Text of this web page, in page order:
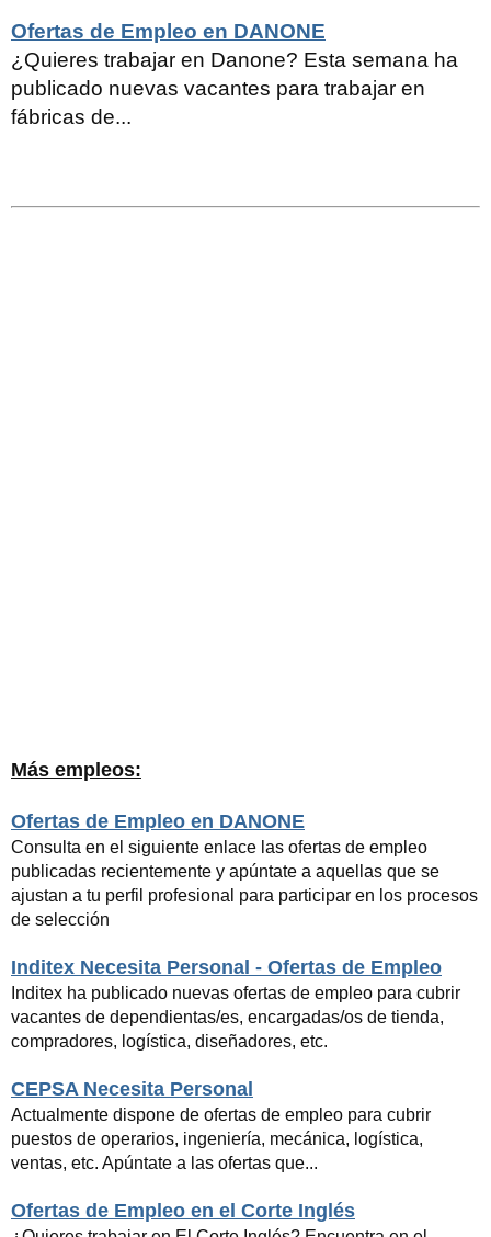
Ofertas de Empleo en DANONE
¿Quieres trabajar en Danone? Esta semana ha
publicado nuevas vacantes para trabajar en
fábricas de...
Más empleos:
Ofertas de Empleo en DANONE
Consulta en el siguiente enlace las ofertas de empleo
publicadas recientemente y apúntate a aquellas que se
ajustan a tu perfil profesional para participar en los procesos
de selección
Inditex Necesita Personal - Ofertas de Empleo
Inditex ha publicado nuevas ofertas de empleo para cubrir
vacantes de dependientas/es, encargadas/os de tienda,
compradores, logística, diseñadores, etc.
CEPSA Necesita Personal
Actualmente dispone de ofertas de empleo para cubrir
puestos de operarios, ingeniería, mecánica, logística,
ventas, etc. Apúntate a las ofertas que...
Ofertas de Empleo en el Corte Inglés